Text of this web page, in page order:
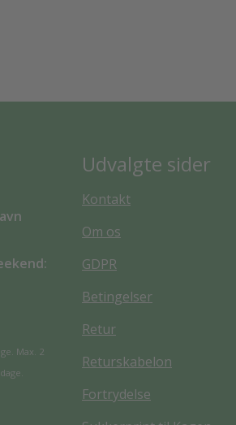
Max. 2
Udvalgte sider
Kontakt
Om os
GDPR
Betingelser
Retur
Returskabelon
Fortrydelse